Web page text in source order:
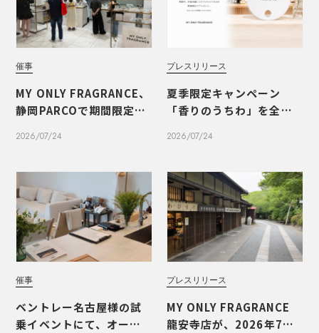
催事
MY ONLY FRAGRANCE、
静岡PARCOで期間限定PO
2026/07/24
プレスリリース
夏季限定キャンペーン
「香りのうちわ」を全国1
2026/07/24
催事
ベントレー名古屋様の試
乗イベントにて、オーダー
プレスリリース
MY ONLY FRAGRANCE
龍安寺店が、2026年7月1